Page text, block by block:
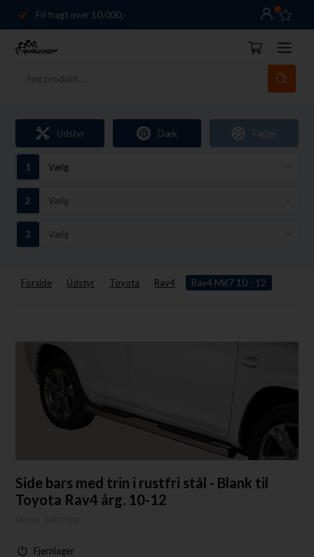
Fri fragt over 10.000,-
Danmarks førende
14 dages returret
Fri fragt over 10.000,-
Danmarks førende
14 dages returret
0
Udstyr Dæk Fælge
Forside Udstyr Toyota Rav4 Rav4 MK7 10 - 12
Side bars med trin i rustfri stål - Blank til
Toyota Rav4 årg. 10-12
Fjernlager